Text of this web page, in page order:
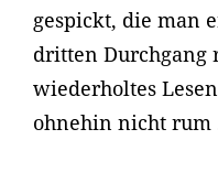
gespickt, die man
dritten Durchgang
wiederholtes
ohnehin nicht rum